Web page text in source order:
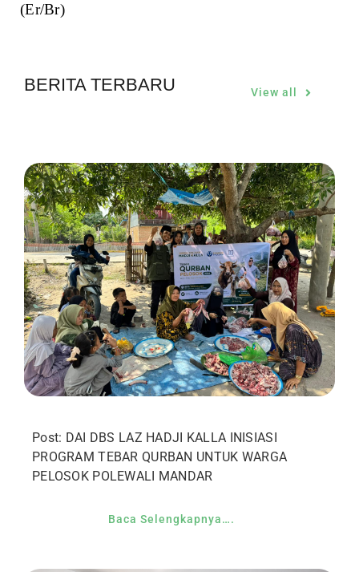
(Er/Br)
BERITA TERBARU View all
Post: DAI DBS LAZ HADJI KALLA INISIASI
PROGRAM TEBAR QURBAN UNTUK WARGA
PELOSOK POLEWALI MANDAR
Baca Selengkapnya….